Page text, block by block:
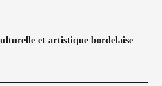
et artistique bordelaise